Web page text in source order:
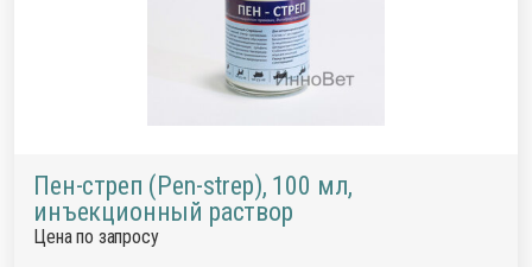
Пен-стреп (Pen-strep), 100 мл,
инъекционный раствор
Цена по запросу